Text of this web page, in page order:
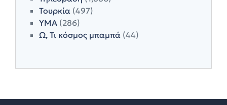
Τουρκία (497)
ΥΜΑ (286)
Ω, Τι κόσμος μπαμπά (44)